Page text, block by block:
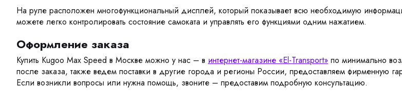
На руле расположен многофункциональный дисплей, который показывает всю необходимую
можете легко контролировать состояние самоката и управлять его функциями одним нажатием.
Оформление заказа
Купить Kugoo Max Speed в Москве можно у нас – в интернет-магазине «El-Transport» по минимально
после заказа, также ведем поставки в другие города и регионы России, предоставляем фирменную
Если возникли вопросы или нужна помощь, звоните – предоставим подробную консультацию.